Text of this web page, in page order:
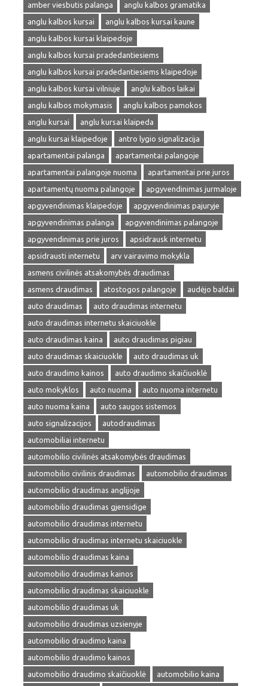
amber viesbutis palanga
anglu kalbos gramatika
anglu kalbos kursai
anglu kalbos kursai kaune
anglu kalbos kursai klaipedoje
anglu kalbos kursai pradedantiesiems
anglu kalbos kursai pradedantiesiems klaipedoje
anglu kalbos kursai vilniuje
anglu kalbos laikai
anglu kalbos mokymasis
anglu kalbos pamokos
anglu kursai
anglu kursai klaipeda
anglu kursai klaipedoje
antro lygio signalizacija
apartamentai palanga
apartamentai palangoje
apartamentai palangoje nuoma
apartamentai prie juros
apartamentų nuoma palangoje
apgyvendinimas jurmaloje
apgyvendinimas klaipedoje
apgyvendinimas pajuryje
apgyvendinimas palanga
apgyvendinimas palangoje
apgyvendinimas prie juros
apsidrausk internetu
apsidrausti internetu
arv vairavimo mokykla
asmens civilinės atsakomybės draudimas
asmens draudimas
atostogos palangoje
audėjo baldai
auto draudimas
auto draudimas internetu
auto draudimas internetu skaiciuokle
auto draudimas kaina
auto draudimas pigiau
auto draudimas skaiciuokle
auto draudimas uk
auto draudimo kainos
auto draudimo skaičiuoklė
auto mokyklos
auto nuoma
auto nuoma internetu
auto nuoma kaina
auto saugos sistemos
auto signalizacijos
autodraudimas
automobiliai internetu
automobilio civilinės atsakomybės draudimas
automobilio civilinis draudimas
automobilio draudimas
automobilio draudimas anglijoje
automobilio draudimas gjensidige
automobilio draudimas internetu
automobilio draudimas internetu skaiciuokle
automobilio draudimas kaina
automobilio draudimas kainos
automobilio draudimas skaiciuokle
automobilio draudimas uk
automobilio draudimas uzsienyje
automobilio draudimo kaina
automobilio draudimo kainos
automobilio draudimo skaičiuoklė
automobilio kaina